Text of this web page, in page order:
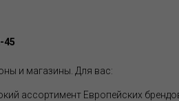
45
и магазины. Для вас:
ассортимент Европейских